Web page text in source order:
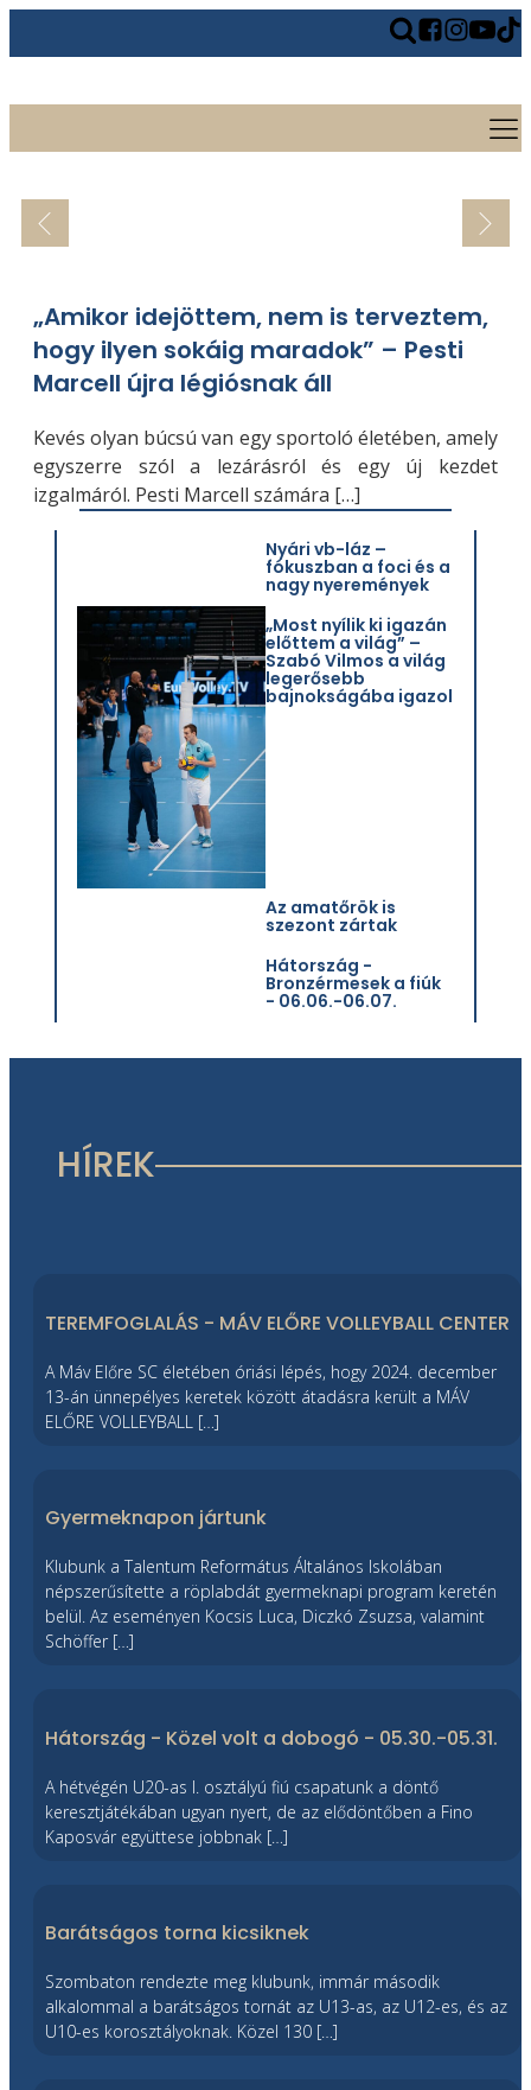
„Amikor idejöttem, nem is terveztem,
hogy ilyen sokáig maradok” – Pesti
Marcell újra légiósnak áll
Kevés olyan búcsú van egy sportoló életében, amely
egyszerre szól a lezárásról és egy új kezdet
izgalmáról. Pesti Marcell számára […]
Nyári vb-láz –
fókuszban a foci és a
nagy nyeremények
„Most nyílik ki igazán
előttem a világ” –
Szabó Vilmos a világ
legerősebb
bajnokságába igazol
Az amatőrök is
szezont zártak
Hátország -
Bronzérmesek a fiúk
- 06.06.-06.07.
HÍREK
TEREMFOGLALÁS - MÁV ELŐRE VOLLEYBALL CENTER
A Máv Előre SC életében óriási lépés, hogy 2024. december
13-án ünnepélyes keretek között átadásra került a MÁV
ELŐRE VOLLEYBALL […]
Gyermeknapon jártunk
Klubunk a Talentum Református Általános Iskolában
népszerűsítette a röplabdát gyermeknapi program keretén
belül. Az eseményen Kocsis Luca, Diczkó Zsuzsa, valamint
Schöffer […]
Hátország - Közel volt a dobogó - 05.30.-05.31.
A hétvégén U20-as I. osztályú fiú csapatunk a döntő
keresztjátékában ugyan nyert, de az elődöntőben a Fino
Kaposvár együttese jobbnak […]
Barátságos torna kicsiknek
Szombaton rendezte meg klubunk, immár második
alkalommal a barátságos tornát az U13-as, az U12-es, és az
U10-es korosztályoknak. Közel 130 […]